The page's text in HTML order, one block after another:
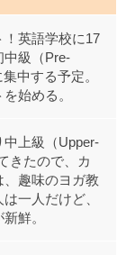
英語学校に17
中級（Pre-
中する予定。
始める。
上級（Upper-
きたので、カ
趣味のヨガ教
一人だけど、
鮮。